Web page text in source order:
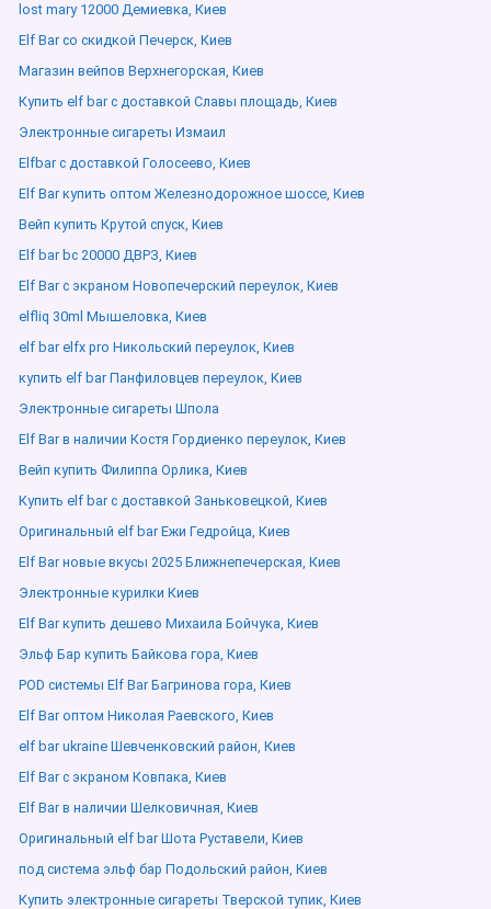
lost mary 12000 Демиевка, Киев
Elf Bar со скидкой Печерск, Киев
Магазин вейпов Верхнегорская, Киев
Купить elf bar с доставкой Славы площадь, Киев
Электронные сигареты Измаил
Elfbar с доставкой Голосеево, Киев
Elf Bar купить оптом Железнодорожное шоссе, Киев
Вейп купить Крутой спуск, Киев
Elf bar bc 20000 ДВРЗ, Киев
Elf Bar с экраном Новопечерский переулок, Киев
elfliq 30ml Мышеловка, Киев
elf bar elfx pro Никольский переулок, Киев
купить elf bar Панфиловцев переулок, Киев
Электронные сигареты Шпола
Elf Bar в наличии Костя Гордиенко переулок, Киев
Вейп купить Филиппа Орлика, Киев
Купить elf bar с доставкой Заньковецкой, Киев
Оригинальный elf bar Ежи Гедройца, Киев
Elf Bar новые вкусы 2025 Ближнепечерская, Киев
Электронные курилки Киев
Elf Bar купить дешево Михаила Бойчука, Киев
Эльф Бар купить Байкова гора, Киев
POD системы Elf Bar Багринова гора, Киев
Elf Bar оптом Николая Раевского, Киев
elf bar ukraine Шевченковский район, Киев
Elf Bar с экраном Ковпака, Киев
Elf Bar в наличии Шелковичная, Киев
Оригинальный elf bar Шота Руставели, Киев
под система эльф бар Подольский район, Киев
Купить электронные сигареты Тверской тупик, Киев